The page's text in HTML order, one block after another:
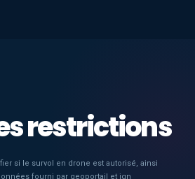
restrictions
si le survol en drone est autorisé, ainsi
fourni par geoportail et ign